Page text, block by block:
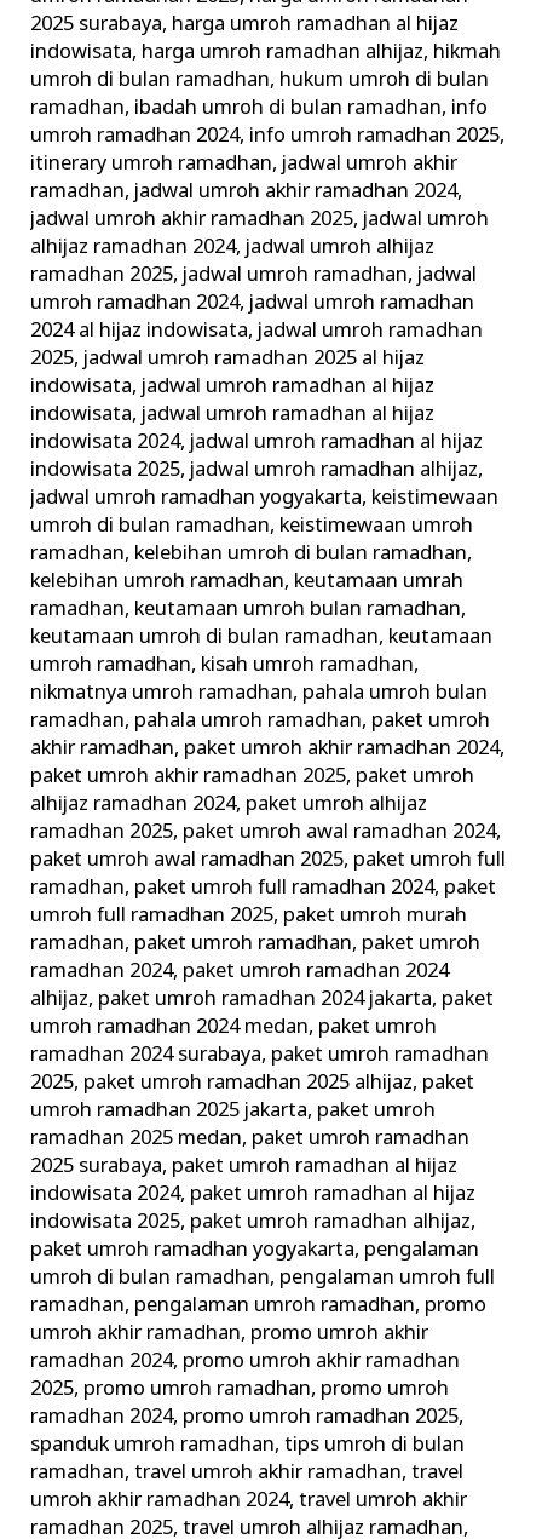
2025 surabaya, harga umroh ramadhan al hijaz
indowisata, harga umroh ramadhan alhijaz, hikmah
umroh di bulan ramadhan, hukum umroh di bulan
ramadhan, ibadah umroh di bulan ramadhan, info
umroh ramadhan 2024, info umroh ramadhan 2025,
itinerary umroh ramadhan, jadwal umroh akhir
ramadhan, jadwal umroh akhir ramadhan 2024,
jadwal umroh akhir ramadhan 2025, jadwal umroh
alhijaz ramadhan 2024, jadwal umroh alhijaz
ramadhan 2025, jadwal umroh ramadhan, jadwal
umroh ramadhan 2024, jadwal umroh ramadhan
2024 al hijaz indowisata, jadwal umroh ramadhan
2025, jadwal umroh ramadhan 2025 al hijaz
indowisata, jadwal umroh ramadhan al hijaz
indowisata, jadwal umroh ramadhan al hijaz
indowisata 2024, jadwal umroh ramadhan al hijaz
indowisata 2025, jadwal umroh ramadhan alhijaz,
jadwal umroh ramadhan yogyakarta, keistimewaan
umroh di bulan ramadhan, keistimewaan umroh
ramadhan, kelebihan umroh di bulan ramadhan,
kelebihan umroh ramadhan, keutamaan umrah
ramadhan, keutamaan umroh bulan ramadhan,
keutamaan umroh di bulan ramadhan, keutamaan
umroh ramadhan, kisah umroh ramadhan,
nikmatnya umroh ramadhan, pahala umroh bulan
ramadhan, pahala umroh ramadhan, paket umroh
akhir ramadhan, paket umroh akhir ramadhan 2024,
paket umroh akhir ramadhan 2025, paket umroh
alhijaz ramadhan 2024, paket umroh alhijaz
ramadhan 2025, paket umroh awal ramadhan 2024,
paket umroh awal ramadhan 2025, paket umroh full
ramadhan, paket umroh full ramadhan 2024, paket
umroh full ramadhan 2025, paket umroh murah
ramadhan, paket umroh ramadhan, paket umroh
ramadhan 2024, paket umroh ramadhan 2024
alhijaz, paket umroh ramadhan 2024 jakarta, paket
umroh ramadhan 2024 medan, paket umroh
ramadhan 2024 surabaya, paket umroh ramadhan
2025, paket umroh ramadhan 2025 alhijaz, paket
umroh ramadhan 2025 jakarta, paket umroh
ramadhan 2025 medan, paket umroh ramadhan
2025 surabaya, paket umroh ramadhan al hijaz
indowisata 2024, paket umroh ramadhan al hijaz
indowisata 2025, paket umroh ramadhan alhijaz,
paket umroh ramadhan yogyakarta, pengalaman
umroh di bulan ramadhan, pengalaman umroh full
ramadhan, pengalaman umroh ramadhan, promo
umroh akhir ramadhan, promo umroh akhir
ramadhan 2024, promo umroh akhir ramadhan
2025, promo umroh ramadhan, promo umroh
ramadhan 2024, promo umroh ramadhan 2025,
spanduk umroh ramadhan,tips umroh di bulan
ramadhan,travel umroh akhir ramadhan,travel
umroh akhir ramadhan 2024,travel umroh akhir
ramadhan 2025,travel umroh alhijaz ramadhan,